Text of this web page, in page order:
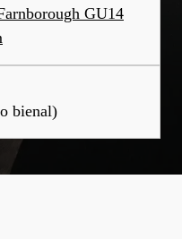
GU14
bienal)